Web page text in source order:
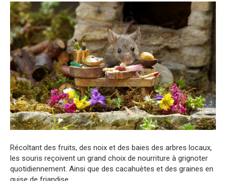
Récoltant des fruits, des noix et des baies des arbres locaux,
les souris reçoivent un grand choix de nourriture à grignoter
quotidiennement. Ainsi que des cacahuètes et des graines en